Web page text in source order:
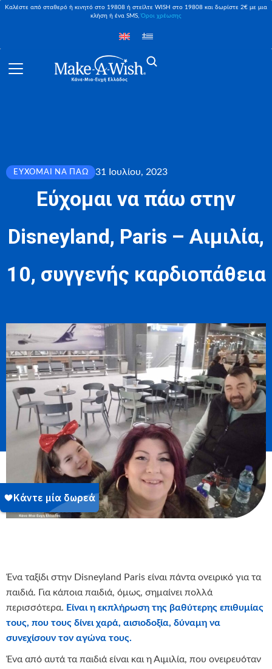
Καλέστε από σταθερό ή κινητό στο 19808 ή στείλτε WISH στο 19808 και δωρίστε 2€ με μια
κλήση ή ένα SMS,Όροι χρέωσης
ΕΎΧΟΜΑΙ ΝΑ ΠΆΩ 31 Ιουλίου, 2023
Εύχομαι να πάω στην
Disneyland, Paris – Αιμιλία,
10, συγγενής καρδιοπάθεια
Ένα ταξίδι στην Disneyland Paris είναι πάντα ονειρικό για τα
παιδιά. Για κάποια παιδιά, όμως, σημαίνει πολλά
περισσότερα. Είναι η εκπλήρωση της βαθύτερης επιθυμίας
τους, που τους δίνει χαρά, αισιοδοξία, δύναμη να
συνεχίσουν τον αγώνα τους.
Ένα από αυτά τα παιδιά είναι και η Αιμιλία, που ονειρευόταν